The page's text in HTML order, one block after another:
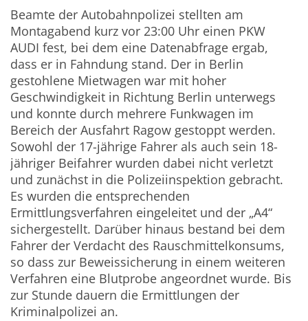
Beamte der Autobahnpolizei stellten am
Montagabend kurz vor 23:00 Uhr einen PKW
AUDI fest, bei dem eine Datenabfrage ergab,
dass er in Fahndung stand. Der in Berlin
gestohlene Mietwagen war mit hoher
Geschwindigkeit in Richtung Berlin unterwegs
und konnte durch mehrere Funkwagen im
Bereich der Ausfahrt Ragow gestoppt werden.
Sowohl der 17-jährige Fahrer als auch sein 18-
jähriger Beifahrer wurden dabei nicht verletzt
und zunächst in die Polizeiinspektion gebracht.
Es wurden die entsprechenden
Ermittlungsverfahren eingeleitet und der „A4“
sichergestellt. Darüber hinaus bestand bei dem
Fahrer der Verdacht des Rauschmittelkonsums,
so dass zur Beweissicherung in einem weiteren
Verfahren eine Blutprobe angeordnet wurde. Bis
zur Stunde dauern die Ermittlungen der
Kriminalpolizei an.